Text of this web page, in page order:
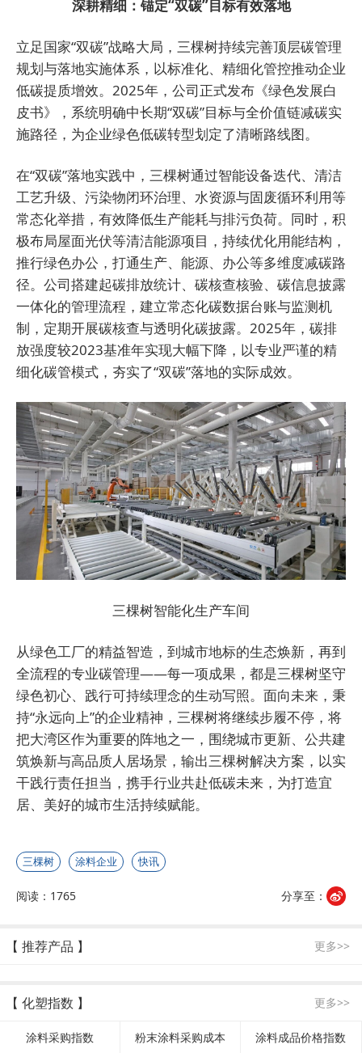
深耕精细：锚定“双碳”目标有效落地
立足国家“双碳”战略大局，三棵树持续完善顶层碳管理
规划与落地实施体系，以标准化、精细化管控推动企业
低碳提质增效。2025年，公司正式发布《绿色发展白
皮书》，系统明确中长期“双碳”目标与全价值链减碳实
施路径，为企业绿色低碳转型划定了清晰路线图。
在“双碳”落地实践中，三棵树通过智能设备迭代、清洁
工艺升级、污染物闭环治理、水资源与固废循环利用等
常态化举措，有效降低生产能耗与排污负荷。同时，积
极布局屋面光伏等清洁能源项目，持续优化用能结构，
推行绿色办公，打通生产、能源、办公等多维度减碳路
径。公司搭建起碳排放统计、碳核查核验、碳信息披露
一体化的管理流程，建立常态化碳数据台账与监测机
制，定期开展碳核查与透明化碳披露。2025年，碳排
放强度较2023基准年实现大幅下降，以专业严谨的精
细化碳管模式，夯实了“双碳”落地的实际成效。
三棵树智能化生产车间
从绿色工厂的精益智造，到城市地标的生态焕新，再到
全流程的专业碳管理——每一项成果，都是三棵树坚守
绿色初心、践行可持续理念的生动写照。面向未来，秉
持“永远向上”的企业精神，三棵树将继续步履不停，将
把大湾区作为重要的阵地之一，围绕城市更新、公共建
筑焕新与高品质人居场景，输出三棵树解决方案，以实
干践行责任担当，携手行业共赴低碳未来，为打造宜
居、美好的城市生活持续赋能。
三棵树 涂料企业 快讯
阅读：1765 分享至：
【 推荐产品 】 更多>>
【 化塑指数 】 更多>>
涂料采购指数 粉末涂料采购成本 涂料成品价格指数